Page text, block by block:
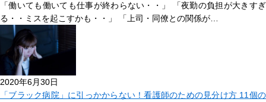
「働いても働いても仕事が終わらない・・」 「夜勤の負担が大きすぎ
る・・ミスを起こすかも・・」 「上司・同僚との関係が…
2020年6月30日
「ブラック病院」に引っかからない！看護師のための見分け方 11個の